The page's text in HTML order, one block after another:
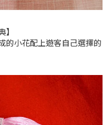
的小花配上遊客自己選擇的